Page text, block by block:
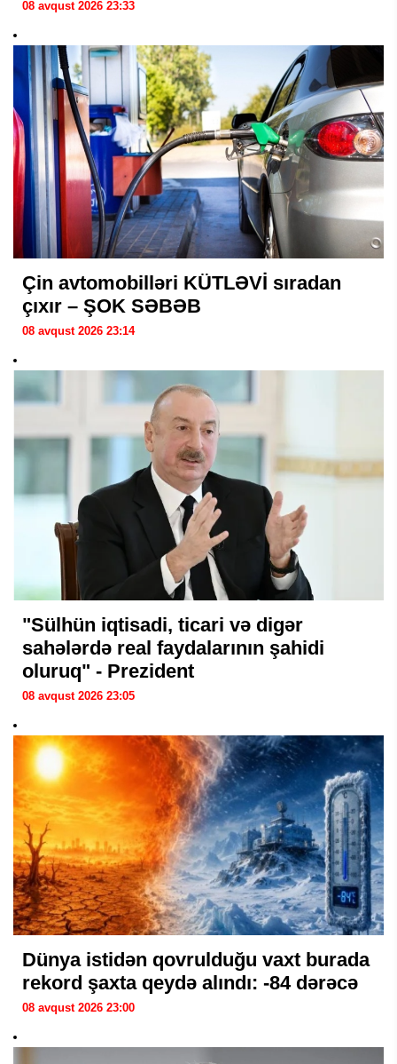
08 avqust 2026 23:33
Çin avtomobilləri KÜTLƏVİ sıradan
çıxır – ŞOK SƏBƏB
08 avqust 2026 23:14
"Sülhün iqtisadi, ticari və digər
sahələrdə real faydalarının şahidi
oluruq" - Prezident
08 avqust 2026 23:05
Dünya istidən qovrulduğu vaxt burada
rekord şaxta qeydə alındı: -84 dərəcə
08 avqust 2026 23:00